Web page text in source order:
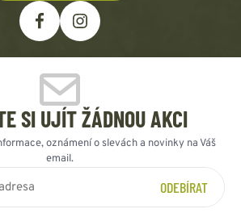
SI UJÍT ŽÁDNOU AKCI
oznámení o slevách a novinky na Váš
email.
ODEBÍRAT